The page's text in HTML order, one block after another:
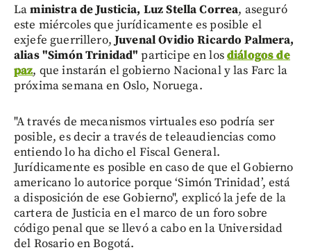
Laministra de Justicia, Luz Stella Correa, aseguró
este miércoles que jurídicamente es posible el
exjefe guerrillero,Juvenal Ovidio Ricardo Palmera,
alias "Simón Trinidad" participe en losdiálogos de
paz, que instarán el gobierno Nacional y las Farc la
próxima semana en Oslo, Noruega.
"A través de mecanismos virtuales eso podría ser
posible, es decir a través de teleaudiencias como
entiendo lo ha dicho el Fiscal General.
Jurídicamente es posible en caso de que el Gobierno
americano lo autorice porque ‘Simón Trinidad’, está
a disposición de ese Gobierno", explicó la jefe de la
cartera de Justicia en el marco de un foro sobre
código penal que se llevó a cabo en la Universidad
del Rosario en Bogotá.